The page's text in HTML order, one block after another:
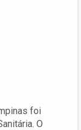
foi
O